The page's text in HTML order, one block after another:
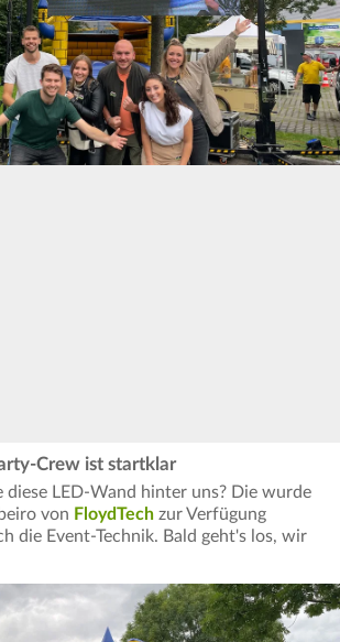
Crew ist startklar
LED-Wand hinter uns? Die wurde
von FloydTech zur Verfügung
die Event-Technik. Bald geht's los, wir